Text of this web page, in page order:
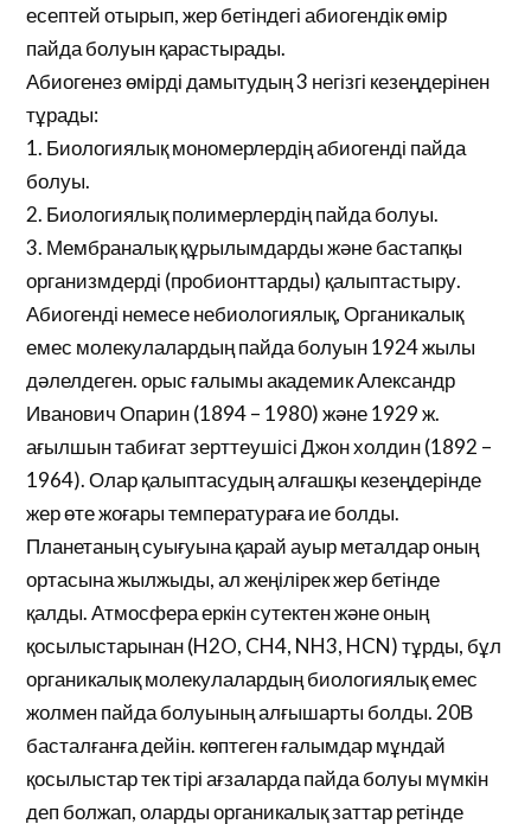
есептей отырып, жер бетіндегі абиогендік өмір
пайда болуын қарастырады.
Абиогенез өмірді дамытудың 3 негізгі кезеңдерінен
тұрады:
1. Биологиялық мономерлердің абиогенді пайда
болуы.
2. Биологиялық полимерлердің пайда болуы.
3. Мембраналық құрылымдарды және бастапқы
организмдерді (пробионттарды) қалыптастыру.
Абиогенді немесе небиологиялық, Органикалық
емес молекулалардың пайда болуын 1924 жылы
дәлелдеген. орыс ғалымы академик Александр
Иванович Опарин (1894 – 1980) және 1929 ж.
ағылшын табиғат зерттеушісі Джон холдин (1892 –
1964). Олар қалыптасудың алғашқы кезеңдерінде
жер өте жоғары температураға ие болды.
Планетаның суығуына қарай ауыр металдар оның
ортасына жылжыды, ал жеңілірек жер бетінде
қалды. Атмосфера еркін сутектен және оның
қосылыстарынан (H2O, CH4, NH3, HCN) тұрды, бұл
органикалық молекулалардың биологиялық емес
жолмен пайда болуының алғышарты болды. 20В
басталғанға дейін. көптеген ғалымдар мұндай
қосылыстар тек тірі ағзаларда пайда болуы мүмкін
деп болжап, оларды органикалық заттар ретінде